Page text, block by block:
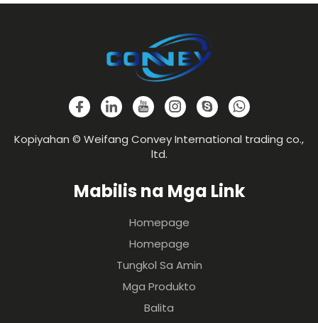
Kopiyahan © Weifang Convey International trading co.,
ltd.
Mabilis na Mga Link
Homepage
Homepage
Tungkol Sa Amin
Mga Produkto
Balita